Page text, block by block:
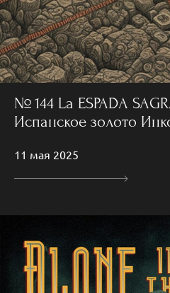
№ 144 La ESPADA
Испанское золото
11 мая 2025